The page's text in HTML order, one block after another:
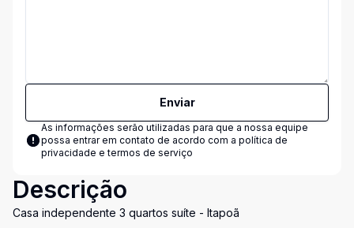
Enviar
As informações serão utilizadas para que a nossa equipe
possa entrar em contato de acordo com a política de
privacidade e termos de serviço
Descrição
Casa independente 3 quartos suíte - Itapoã